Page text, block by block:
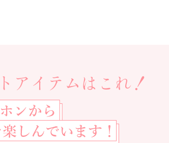
アイテムはこれ！